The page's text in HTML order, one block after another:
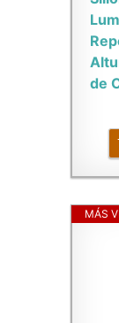
de
MÁS